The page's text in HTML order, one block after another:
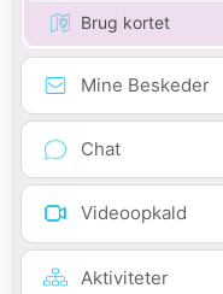
Brug kortet
Mine Beskeder
Chat
Videoopkald
Aktiviteter